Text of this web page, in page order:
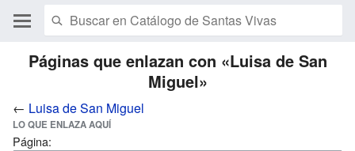
Páginas que enlazan con «Luisa de San
Miguel»
← Luisa de San Miguel
LO QUE ENLAZA AQUÍ
Página: